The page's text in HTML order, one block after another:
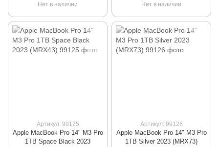
Нет в наличии Нет в наличии
Артикул: 99125
Apple MacBook Pro 14" M3 Pro
1TB Space Black 2023
Артикул: 99126
Apple MacBook Pro 14" M3 Pro
1TB Silver 2023 (MRX73)